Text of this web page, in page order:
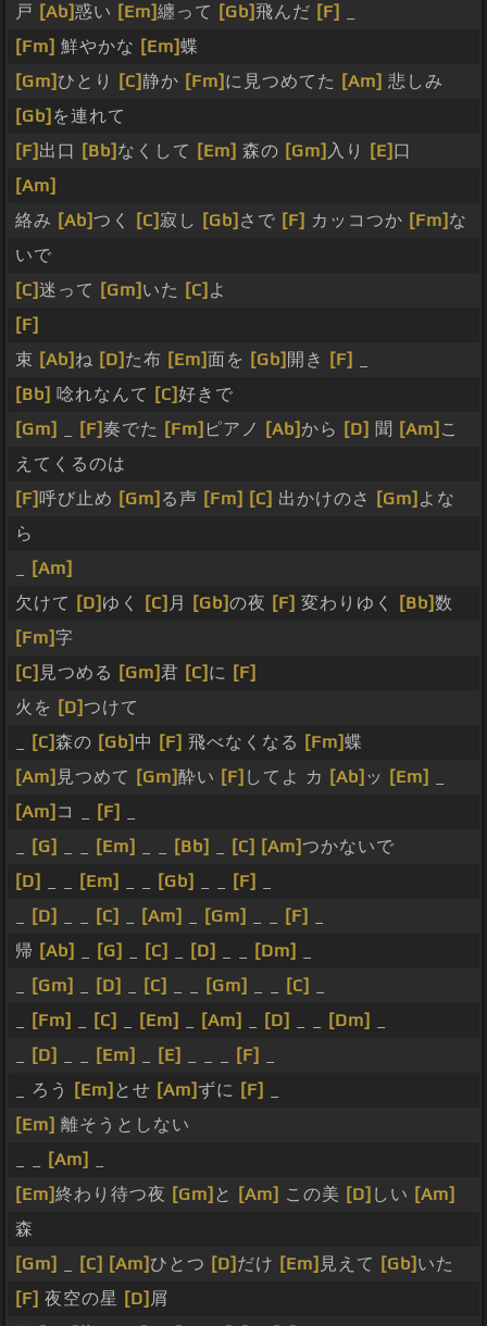
戸 [Ab]惑い [Em]纏って [Gb]飛んだ [F]
[Fm] 鮮やかな [Em]蝶
[Gm] ひとり [C]静か [Fm] に見つめてた [Am] 悲しみ
[Gb] を連れて
[F] 出口 [Bb] なくして [Em] 森の [Gm] 入り [E] 口
[Am]
絡み [Ab]つく [C] 寂し [Gb] さで [F] カッコつか [Fm] な
いで
[C]迷って [Gm] いた [C] よ
[F]
束 [Ab] ね [D] た布 [Em]面を [Gb] 開き [F]
[Bb] 唸れなんて [C]好きで
[Gm]
[F]奏でた [Fm] ピアノ [Ab]から [D] 聞 [Am] こ
えてくるのは
[F]呼び止め [Gm] る声 [Fm] [C] 出かけのさ [Gm] よな
ら
[Am]
欠けて [D] ゆく [C] 月 [Gb]の夜 [F] 変わりゆく [Bb]数
[Fm]字
[C] 見つめる [Gm]君 [C] に [F]
火を [D]つけて
[C]森の [Gb] 中 [F] 飛べなくなる [Fm]蝶
[Am] 見つめて [Gm]酔い [F] してよ カ [Ab] ッ [Em]
[Am] コ _ [F]
[G] [Em] [Bb] [C] [Am]つかないで
[D]
[Em] [Gb] [F]
[D] [C] [Am] [Gm] [F]
帰 [Ab] [G] [C] [D] [Dm]
[Gm] [D] [C] [Gm] [C]
[Fm] [C] [Em] [Am] [D] [Dm]
[D] [Em] [E] [F]
_ ろう
[Em] とせ [Am]ずに [F]
[Em] 離そうとしない
[Am]
[Em]終わり待つ夜 [Gm] と [Am] この美 [D] しい [Am]
森
[Gm]
[C] [Am] ひとつ [D] だけ [Em] 見えて [Gb] いた
[F] 夜空の星 [D] 屑